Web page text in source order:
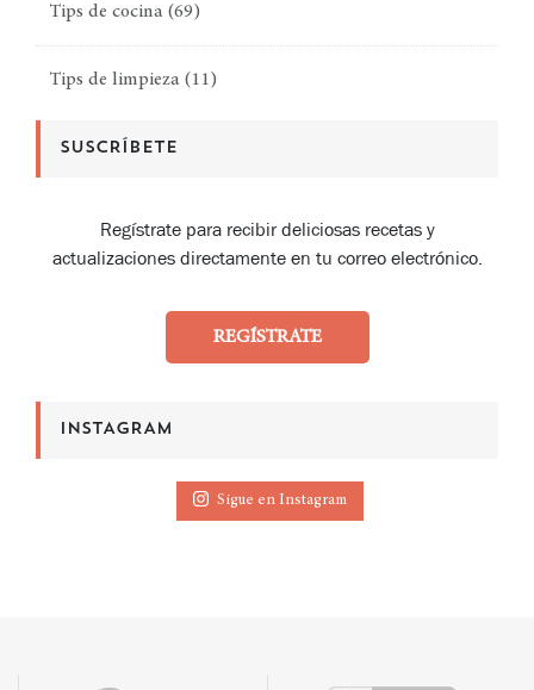
Tips de cocina (69)
Tips de limpieza (11)
SUSCRÍBETE
Regístrate para recibir deliciosas recetas y
actualizaciones directamente en tu correo electrónico.
REGÍSTRATE
INSTAGRAM
Sigue en Instagram